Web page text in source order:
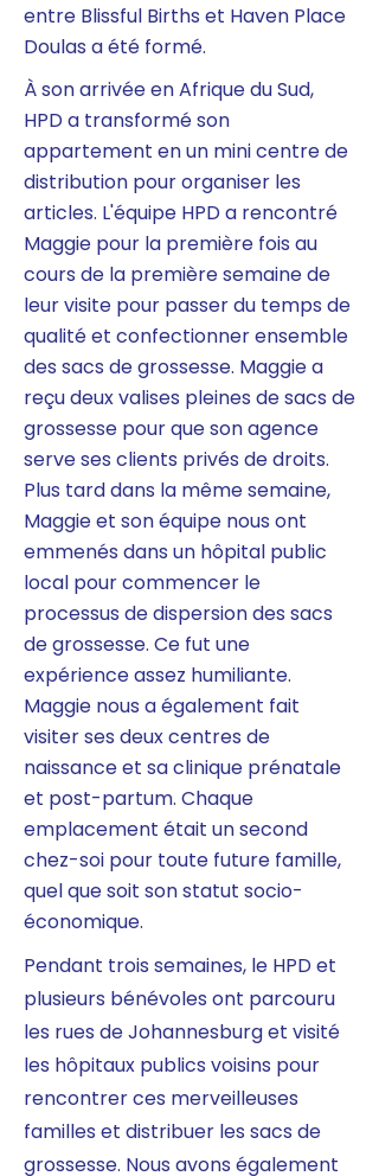
entre Blissful Births et Haven Place
Doulas a été formé.
À son arrivée en Afrique du Sud,
HPD a transformé son
appartement en un mini centre de
distribution pour organiser les
articles. L'équipe HPD a rencontré
Maggie pour la première fois au
cours de la première semaine de
leur visite pour passer du temps de
qualité et confectionner ensemble
des sacs de grossesse. Maggie a
reçu deux valises pleines de sacs de
grossesse pour que son agence
serve ses clients privés de droits.
Plus tard dans la même semaine,
Maggie et son équipe nous ont
emmenés dans un hôpital public
local pour commencer le
processus de dispersion des sacs
de grossesse. Ce fut une
expérience assez humiliante.
Maggie nous a également fait
visiter ses deux centres de
naissance et sa clinique prénatale
et post-partum. Chaque
emplacement était un second
chez-soi pour toute future famille,
quel que soit son statut socio-
économique.
Pendant trois semaines, le HPD et
plusieurs bénévoles ont parcouru
les rues de Johannesburg et visité
les hôpitaux publics voisins pour
rencontrer ces merveilleuses
familles et distribuer les sacs de
grossesse. Nous avons également